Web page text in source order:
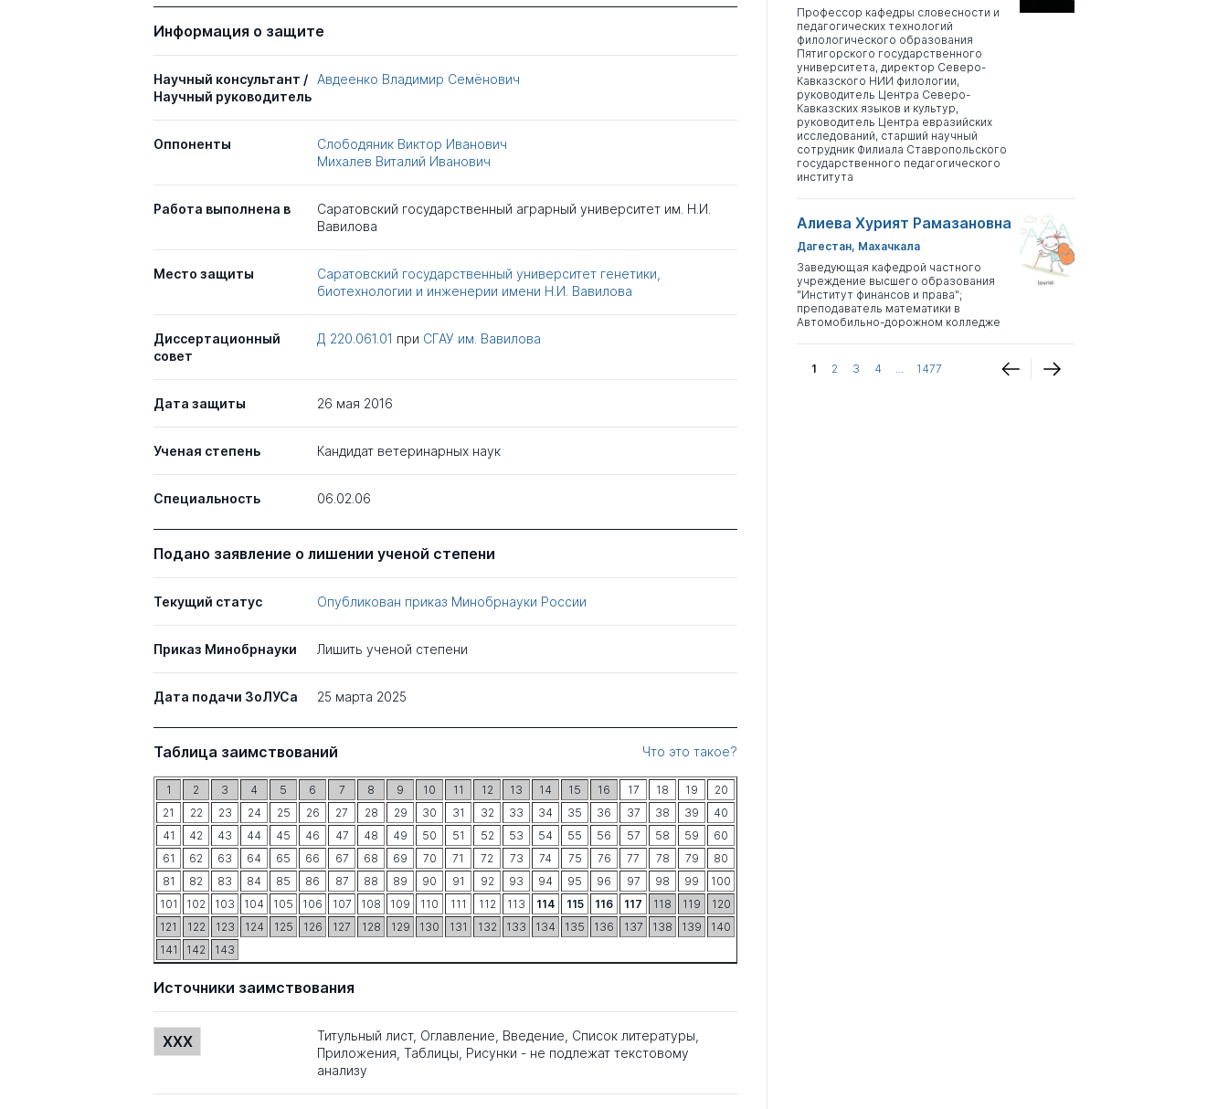
Информация о защите
Научный консультант /
Научный руководитель
Авдеенко Владимир Семёнович
Оппоненты
Слободяник Виктор Иванович
Михалев Виталий Иванович
Работа выполнена в
Саратовский государственный аграрный университет им. Н.И.
Вавилова
Место защиты
Саратовский государственный университет генетики,
биотехнологии и инженерии имени Н.И. Вавилова
Диссертационный
совет
Д 220.061.01 при СГАУ им. Вавилова
Дата защиты 26 мая 2016
Ученая степень Кандидат ветеринарных наук
Специальность 06.02.06
Подано заявление о лишении ученой степени
Текущий статус Опубликован приказ Минобрнауки России
Приказ Минобрнауки Лишить ученой степени
Дата подачи ЗоЛУСа 25 марта 2025
Таблица заимствований Что это такое?
1 2 3 4 5 6 7 8 9 10 11 12 13 14 15 16 17 18 19
20
21
22 23 24 25 26 27 28 29 30 31 32 33 34 35 36 37 38 39
40
41
42 43 44 45 46 47 48 49 50 51 52 53 54 55 56 57 58 59
60
61
62 63 64 65 66 67 68 69 70 71 72 73 74 75 76 77 78 79
80
81
82 83 84 85 86 87 88 89 90 91 92 93 94 95 96 97 98 99
100
101
102 103 104 105 106 107 108 109 110 111 112 113 114 115 116 117 118 119
120
121
122 123 124 125 126 127 128 129 130 131 132 133 134 135 136 137 138 139
140
141
142 143
Источники заимствования
XXX
Титульный лист, Оглавление, Введение, Список литературы,
Приложения, Таблицы, Рисунки - не подлежат текстовому
анализу
Профессор кафедры словесности и
педагогических технологий
филологического образования
Пятигорского государственного
университета, директор Северо-
Кавказского НИИ филологии,
руководитель Центра Северо-
Кавказских языков и культур,
руководитель Центра евразийских
исследований, старший научный
сотрудник Филиала Ставропольского
государственного педагогического
института
Алиева Хурият Рамазановна
Дагестан, Махачкала
Заведующая кафедрой частного
учреждение высшего образования
"Институт финансов и права";
преподаватель математики в
Автомобильно-дорожном колледже
1 2 3 4 ... 1477